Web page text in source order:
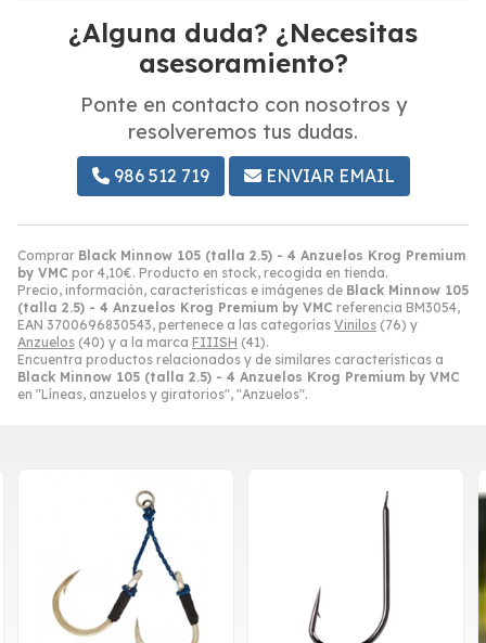
Comprar Black Minnow 105 (talla 2.5) - 4 Anzuelos Krog Premium
by VMC por 4,10€. Producto en stock, recogida en tienda.
Precio, información, características e imágenes de Black Minnow 105
(talla 2.5) - 4 Anzuelos Krog Premium by VMC referencia BM3054,
EAN 3700696830543, pertenece a las categorías Vinilos (76) y
Anzuelos (40) y a la marca FIIISH (41).
Encuentra productos relacionados y de similares características a
Black Minnow 105 (talla 2.5) - 4 Anzuelos Krog Premium by VMC
en "Líneas, anzuelos y giratorios", "Anzuelos".
¿Alguna duda? ¿Necesitas
asesoramiento?
Ponte en contacto con nosotros y
resolveremos tus dudas.
986 512 719 ENVIAR EMAIL